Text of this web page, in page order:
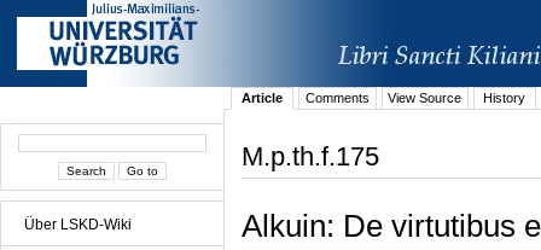
Über LSKD-Wiki
Article Comments View Source History
M.p.th.f.175
Alkuin: De virtutibus